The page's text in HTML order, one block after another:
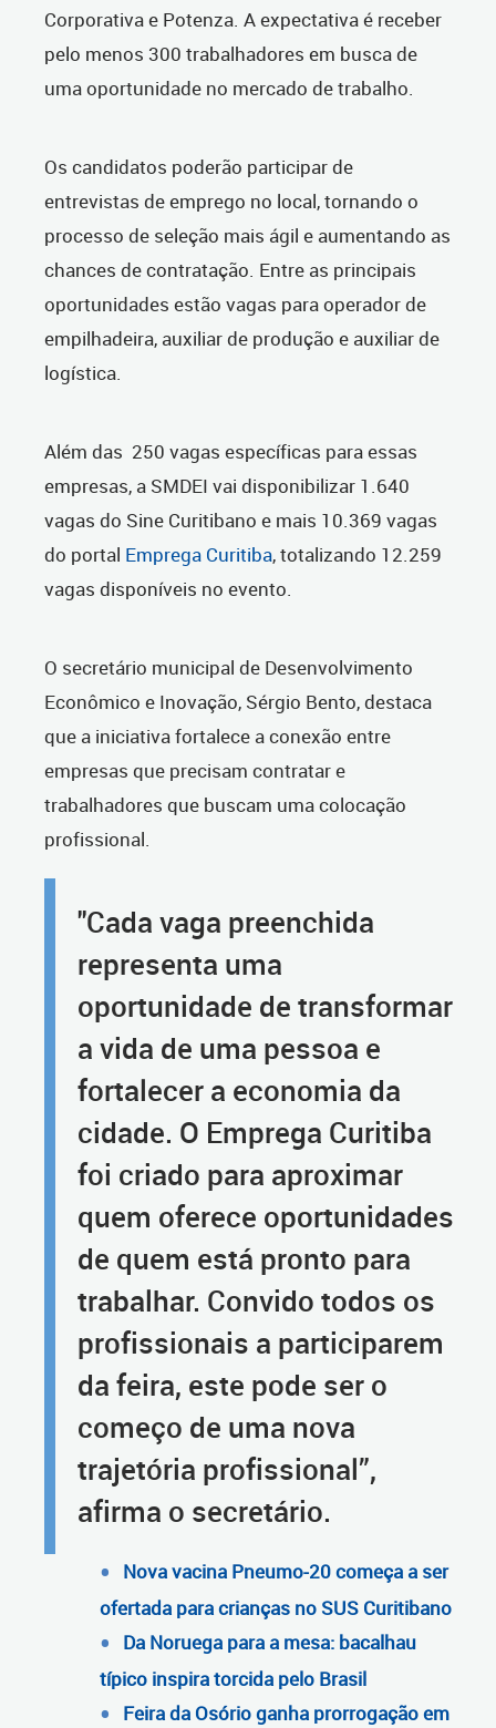
Corporativa e Potenza. A expectativa é receber
pelo menos 300 trabalhadores em busca de
uma oportunidade no mercado de trabalho.
Os candidatos poderão participar de
entrevistas de emprego no local, tornando o
processo de seleção mais ágil e aumentando as
chances de contratação. Entre as principais
oportunidades estão vagas para operador de
empilhadeira, auxiliar de produção e auxiliar de
logística.
Além das 250 vagas específicas para essas
empresas, a SMDEI vai disponibilizar 1.640
vagas do Sine Curitibano e mais 10.369 vagas
do portal Emprega Curitiba, totalizando 12.259
vagas disponíveis no evento.
O secretário municipal de Desenvolvimento
Econômico e Inovação, Sérgio Bento, destaca
que a iniciativa fortalece a conexão entre
empresas que precisam contratar e
trabalhadores que buscam uma colocação
profissional.
"Cada vaga preenchida
representa uma
oportunidade de transformar
a vida de uma pessoa e
fortalecer a economia da
cidade. O Emprega Curitiba
foi criado para aproximar
quem oferece oportunidades
de quem está pronto para
trabalhar. Convido todos os
profissionais a participarem
da feira, este pode ser o
começo de uma nova
trajetória profissional”,
afirma o secretário.
Nova vacina Pneumo-20 começa a ser
ofertada para crianças no SUS Curitibano
Da Noruega para a mesa: bacalhau
típico inspira torcida pelo Brasil
Feira da Osório ganha prorrogação em